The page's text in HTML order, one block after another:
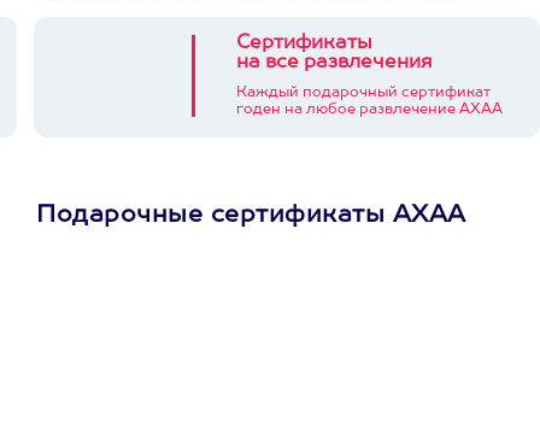
Сертификаты
на все развлечения
Каждый подарочный сертификат
годен на любое развлечение АХАА
Подарочные сертификаты АХАА